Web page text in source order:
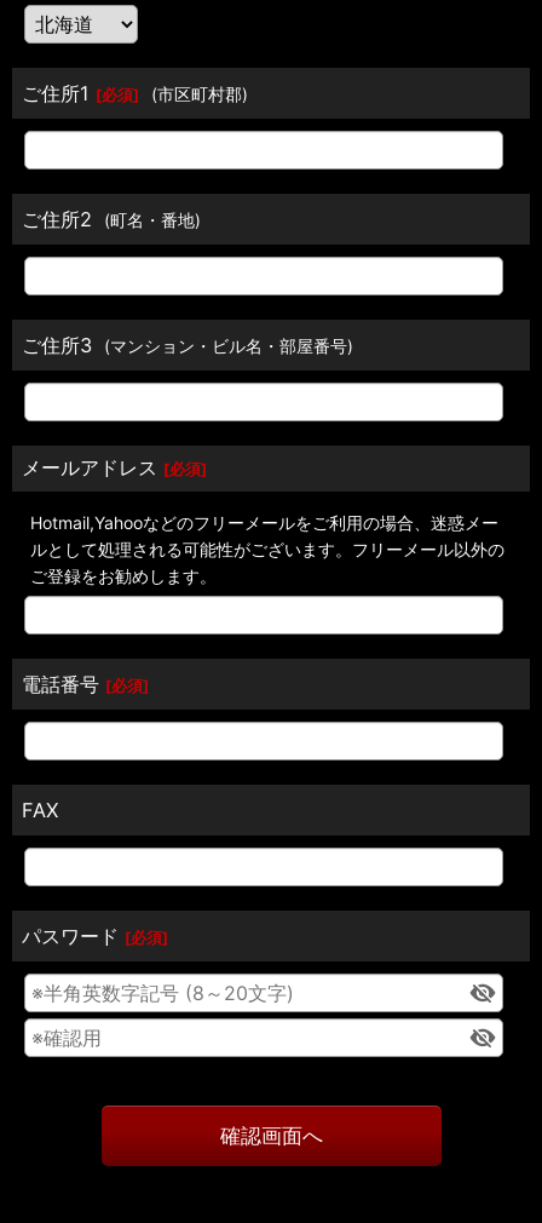
ご住所1 [必須] (市区町村郡)
ご住所2 (町名・番地)
ご住所3 (マンション・ビル名・部屋番号)
メールアドレス [必須]
Hotmail,Yahooなどのフリーメールをご利用の場合、迷惑メー
ルとして処理される可能性がございます。フリーメール以外の
ご登録をお勧めします。
電話番号 [必須]
FAX
パスワード [必須]
確認画面へ